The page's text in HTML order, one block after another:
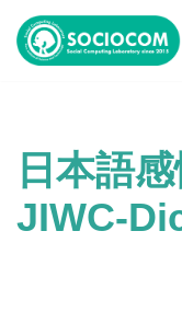
コ
ツ
へ日本語
JIWC-